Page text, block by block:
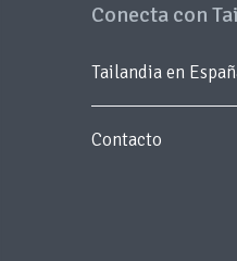
Conecta con
Tailandia en
Contacto